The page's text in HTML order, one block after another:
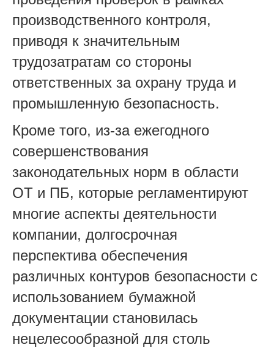
производственного контроля,
приводя к значительным
трудозатратам со стороны
ответственных за охрану труда и
промышленную безопасность.
Кроме того, из-за ежегодного
совершенствования
законодательных норм в области
ОТ и ПБ, которые регламентируют
многие аспекты деятельности
компании, долгосрочная
перспектива обеспечения
различных контуров безопасности с
использованием бумажной
документации становилась
нецелесообразной для столь